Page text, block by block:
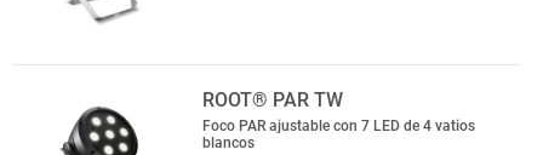
ROOT® PAR TW
Foco PAR ajustable con 7 LED de 4 vatios
blancos